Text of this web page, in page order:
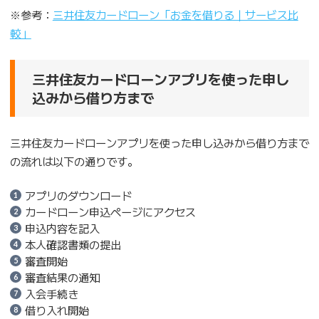
※参考： 三井住友カードローン「お金を借りる｜サービス比
較」
三井住友カードローンアプリを使った申し
込みから借り方まで
三井住友カードローンアプリを使った申し込みから借り方まで
の流れは以下の通りです。
アプリのダウンロード
カードローン申込ページにアクセス
申込内容を記入
本人確認書類の提出
審査開始
審査結果の通知
入会手続き
借り入れ開始